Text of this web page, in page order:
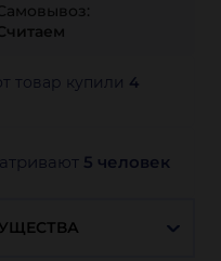
товар купили 4
5 человек